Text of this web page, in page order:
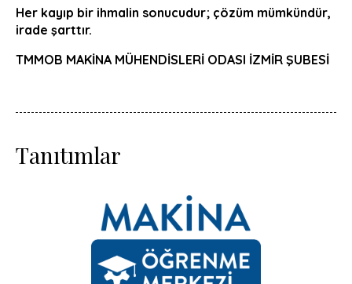
Her kayıp bir ihmalin sonucudur; çözüm mümkündür,
irade şarttır.
TMMOB MAKİNA MÜHENDİSLERİ ODASI İZMİR ŞUBESİ
Tanıtımlar